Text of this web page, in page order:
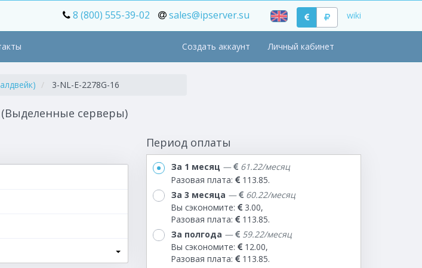
wiki
8 (800) 555-39-02 sales@ipserver.su
Личный кабинет
Создать аккаунт
3-NL-E-2278G-16
(Выделенные серверы)
Период оплаты
За 1 месяц —
61.22/месяц
Разовая плата:
113.85.
За 3 месяца —
60.22/месяц
Вы сэкономите:
3.00,
Разовая плата:
113.85.
За полгода —
59.22/месяц
Вы сэкономите:
12.00,
Разовая плата:
113.85.